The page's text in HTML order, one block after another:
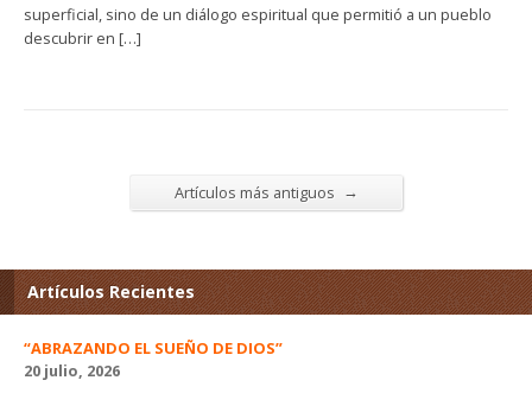
superficial, sino de un diálogo espiritual que permitió a un pueblo
descubrir en […]
Artículos más antiguos →
Artículos Recientes
“ABRAZANDO EL SUEÑO DE DIOS”
20 julio, 2026